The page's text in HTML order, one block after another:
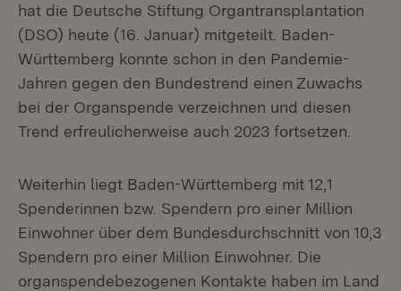
hat die Deutsche Stiftung Organtransplantation
(DSO) heute (16. Januar) mitgeteilt. Baden-
Württemberg konnte schon in den Pandemie-
Jahren gegen den Bundestrend einen Zuwachs
bei der Organspende verzeichnen und diesen
Trend erfreulicherweise auch 2023 fortsetzen.
Weiterhin liegt Baden-Württemberg mit 12,1
Spenderinnen bzw. Spendern pro einer Million
Einwohner über dem Bundesdurchschnitt von 10,3
Spendern pro einer Million Einwohner. Die
organspendebezogenen Kontakte haben im Land